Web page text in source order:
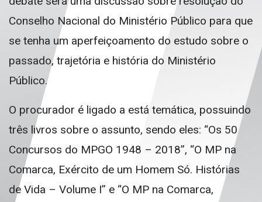
Conselho Nacional do Ministério Público para que
se tenha um aperfeiçoamento do estudo sobre o
passado, trajetória e história do Ministério
Público.
O procurador é ligado a está temática, possuindo
três livros sobre o assunto, sendo eles: “Os 50
Concursos do MPGO 1948 – 2018”, “O MP na
Comarca, Exército de um Homem Só. Histórias
de Vida – Volume I” e “O MP na Comarca,